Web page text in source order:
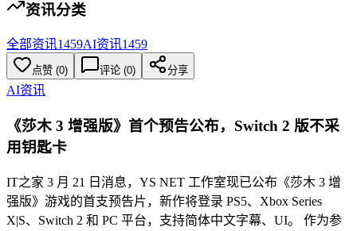
资讯分类
全部资讯1459AI资讯1459
点赞 (0) 评论 (0) 分享
AI资讯
《莎木 3 增强版》首个预告公布，Switch 2 版不采
用钥匙卡
IT之家 3 月 21 日消息，YS NET 工作室现已公布《莎木 3 增
强版》游戏的首支预告片，新作将登录 PS5、Xbox Series
X|S、Switch 2 和 PC 平台，支持简体中文字幕、UI。 作为参